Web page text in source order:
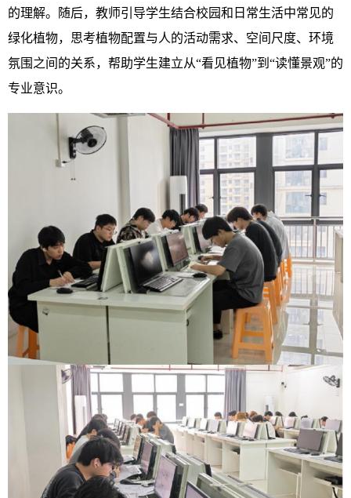
的理解。随后，教师引导学生结合校园和日常生活中常见的
绿化植物，思考植物配置与人的活动需求、空间尺度、环境
氛围之间的关系，帮助学生建立从“看见植物”到“读懂景观”的
专业意识。